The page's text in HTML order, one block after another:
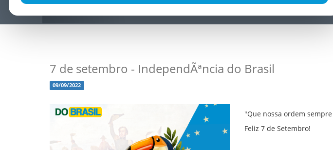
7 de setembro - IndependÃªncia do Brasil
09/09/2022
"Que nossa ordem
Feliz 7 de Setembro!